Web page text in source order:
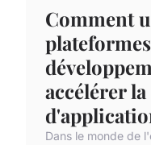
Comment
accélérer
Dans le monde de